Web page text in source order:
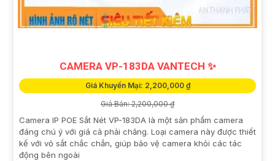
CAMERA VP-183DA VANTECH ✨
Giá Khuyến Mại: 2,200,000 ₫
Giá Bán: 2,200,000 ₫
Camera IP POE Sắt Nét VP-183DA là một sản phẩm camera
đáng chú ý với giá cả phải chăng. Loại camera này được thiết
kế với vỏ sắt chắc chắn, giúp bảo vệ camera khỏi các tác
động bên ngoài